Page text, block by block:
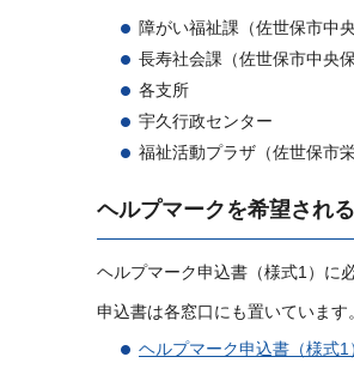
障がい福祉課（佐世保市中
長寿社会課（佐世保市中央
各支所
宇久行政センター
福祉活動プラザ（佐世保市
ヘルプマークを希望され
ヘルプマーク申込書（様式1）に
申込書は各窓口にも置いています。
ヘルプマーク申込書（様式1